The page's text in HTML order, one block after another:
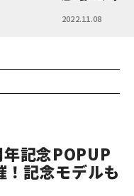
年記念POPUP
記念モデルも